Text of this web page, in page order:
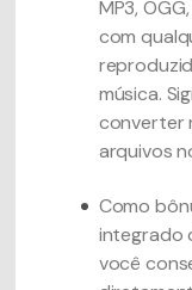
MP3,
com
música.
converter
arquivos
Como
integrado
você